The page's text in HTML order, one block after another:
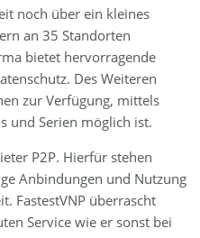
sowie
relativ bunt,
eine praktische
noch ein
noch über ein kleines
an 35 Standorten
bietet hervorragende
Des Weiteren
zur Verfügung, mittels
und Serien möglich ist.
P2P. Hierfür stehen
Anbindungen und Nutzung
FastestVNP überrascht
Service wie er sonst bei